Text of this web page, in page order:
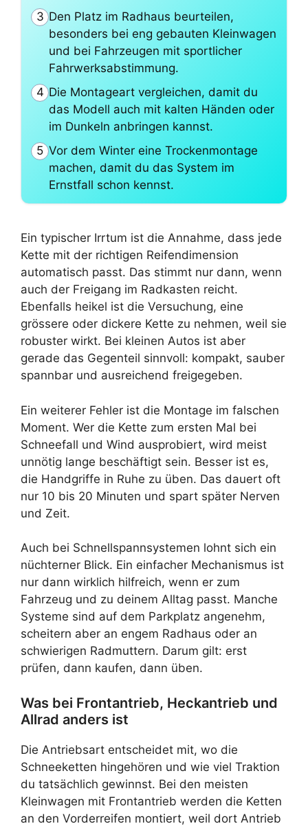
3 Den Platz im Radhaus beurteilen,
besonders bei eng gebauten Kleinwagen
und bei Fahrzeugen mit sportlicher
Fahrwerksabstimmung.
4 Die Montageart vergleichen, damit du
das Modell auch mit kalten Händen oder
im Dunkeln anbringen kannst.
5 Vor dem Winter eine Trockenmontage
machen, damit du das System im
Ernstfall schon kennst.
Ein typischer Irrtum ist die Annahme, dass jede
Kette mit der richtigen Reifendimension
automatisch passt. Das stimmt nur dann, wenn
auch der Freigang im Radkasten reicht.
Ebenfalls heikel ist die Versuchung, eine
grössere oder dickere Kette zu nehmen, weil sie
robuster wirkt. Bei kleinen Autos ist aber
gerade das Gegenteil sinnvoll: kompakt, sauber
spannbar und ausreichend freigegeben.
Ein weiterer Fehler ist die Montage im falschen
Moment. Wer die Kette zum ersten Mal bei
Schneefall und Wind ausprobiert, wird meist
unnötig lange beschäftigt sein. Besser ist es,
die Handgriffe in Ruhe zu üben. Das dauert oft
nur 10 bis 20 Minuten und spart später Nerven
und Zeit.
Auch bei Schnellspannsystemen lohnt sich ein
nüchterner Blick. Ein einfacher Mechanismus ist
nur dann wirklich hilfreich, wenn er zum
Fahrzeug und zu deinem Alltag passt. Manche
Systeme sind auf dem Parkplatz angenehm,
scheitern aber an engem Radhaus oder an
schwierigen Radmuttern. Darum gilt: erst
prüfen, dann kaufen, dann üben.
Was bei Frontantrieb, Heckantrieb und
Allrad anders ist
Die Antriebsart entscheidet mit, wo die
Schneeketten hingehören und wie viel Traktion
du tatsächlich gewinnst. Bei den meisten
Kleinwagen mit Frontantrieb werden die Ketten
an den Vorderreifen montiert, weil dort Antrieb